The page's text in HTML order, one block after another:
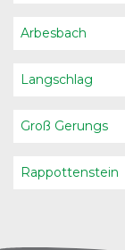
Arbesbach
Langschlag
Groß Gerungs
Rappottenstein